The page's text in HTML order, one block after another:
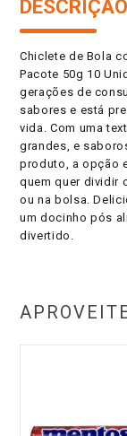
Chiclete de Bola
Pacote 50g 10
gerações de
sabores e está
vida. Com uma
grandes, e
produto, a opção
quem quer dividir
ou na bolsa.
um docinho pós
divertido.